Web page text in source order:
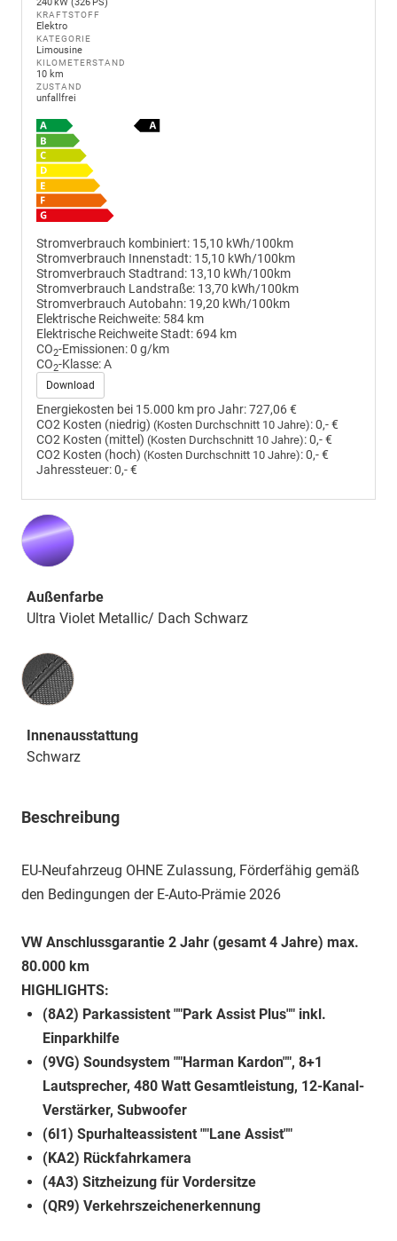
240 kW (326 PS)
KRAFTSTOFF
Elektro
KATEGORIE
Limousine
KILOMETERSTAND
10 km
ZUSTAND
unfallfrei
Stromverbrauch kombiniert: 15,10 kWh/100km
Stromverbrauch Innenstadt: 15,10 kWh/100km
Stromverbrauch Stadtrand: 13,10 kWh/100km
Stromverbrauch Landstraße: 13,70 kWh/100km
Stromverbrauch Autobahn: 19,20 kWh/100km
Elektrische Reichweite: 584 km
Elektrische Reichweite Stadt: 694 km
CO2-Emissionen:0 g/km
CO2-Klasse:A
Download
Energiekosten bei 15.000 km pro Jahr:727,06 €
CO2 Kosten (niedrig) (Kosten Durchschnitt 10 Jahre):0,- €
CO2 Kosten (mittel) (Kosten Durchschnitt 10 Jahre):0,- €
CO2 Kosten (hoch) (Kosten Durchschnitt 10 Jahre):0,- €
Jahressteuer:0,- €
Außenfarbe
Ultra Violet Metallic/ Dach Schwarz
Innenausstattung
Innenausstattung
Schwarz
Beschreibung
EU-Neufahrzeug OHNE Zulassung, Förderfähig gemäß
den Bedingungen der E-Auto-Prämie 2026
VW Anschlussgarantie 2 Jahr (gesamt 4 Jahre) max.
80.000 km
HIGHLIGHTS:
(8A2) Parkassistent ""Park Assist Plus"" inkl.
Einparkhilfe
(9VG) Soundsystem ""Harman Kardon"", 8+1
Lautsprecher, 480 Watt Gesamtleistung, 12-Kanal-
Verstärker, Subwoofer
(6I1) Spurhalteassistent ""Lane Assist""
(KA2) Rückfahrkamera
(4A3) Sitzheizung für Vordersitze
(QR9) Verkehrszeichenerkennung